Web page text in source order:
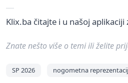
Klix.ba čitajte i u našoj aplikaciji
Znate nešto više o temi ili želite
SP 2026 nogometna